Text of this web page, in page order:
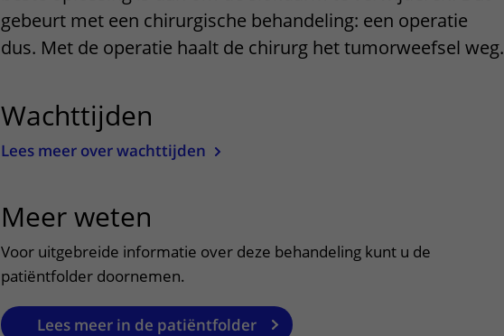
Bezoektijden Contact met verpleegafdeling
gebeurt met een chirurgische behandeling: een operatie
dus. Met de operatie haalt de chirurg het tumorweefsel weg.
Wachttijden
Lees meer over wachttijden
Meer weten
Voor uitgebreide informatie over deze behandeling kunt u de
patiëntfolder doornemen.
Lees meer in de patiëntfolder